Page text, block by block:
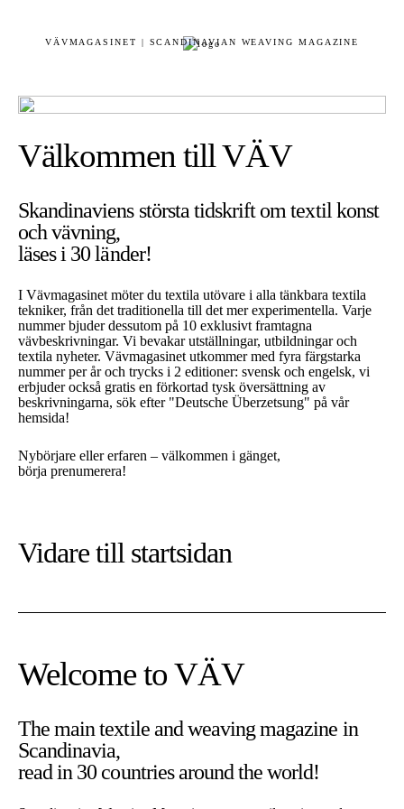
VÄVMAGASINET | SCANDINAVIAN WEAVING MAGAZINE
Välkommen till VÄV
Skandinaviens största tidskrift om textil konst
och vävning,
läses i 30 länder!
I Vävmagasinet möter du textila utövare i alla tänkbara textila
tekniker, från det traditionella till det mer experimentella. Varje
nummer bjuder dessutom på 10 exklusivt framtagna
vävbeskrivningar. Vi bevakar utställningar, utbildningar och
textila nyheter. Vävmagasinet utkommer med fyra färgstarka
nummer per år och trycks i 2 editioner: svensk och engelsk, vi
erbjuder också gratis en förkortad tysk översättning av
beskrivningarna, sök efter "Deutsche Überzetsung" på vår
hemsida!
Nybörjare eller erfaren – välkommen i gänget,
börja prenumerera!
Vidare till startsidan
Welcome to VÄV
The main textile and weaving magazine in
Scandinavia,
read in 30 countries around the world!
At this website we use cookies. Cookies are needed for the site
to work as expected.